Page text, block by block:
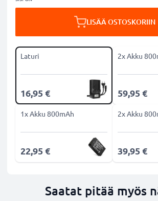
LISÄÄ OSTOSKORIIN
Laturi
16,95 €
2x Akku
59,95 €
1x Akku 800mAh
22,95 €
2x Akku
39,95 €
Saatat pitää myös